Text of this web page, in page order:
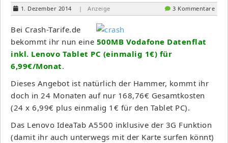
1. Dezember 2014 | Anzeige 3 Kommentare
Bei Crash-Tarife.de
bekommt ihr nun eine 500MB Vodafone Datenflat
inkl. Lenovo Tablet PC (einmalig 1€) für
6,99€/Monat.
Dieses Angebot ist natürlich der Hammer, kommt ihr
doch in 24 Monaten auf nur 168,76€ Gesamtkosten
(24 x 6,99€ plus einmalig 1€ für den Tablet PC).
Das Lenovo IdeaTab A5500 inklusive der 3G Funktion
(damit ihr auch unterwegs mit der Karte surfen könnt)